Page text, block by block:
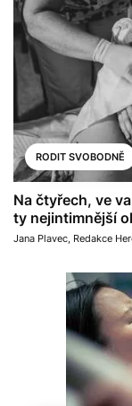
RODIT SVOBODNĚ
Na čtyřech, ve
ty nejintimnější
Jana Plavec, Redakce